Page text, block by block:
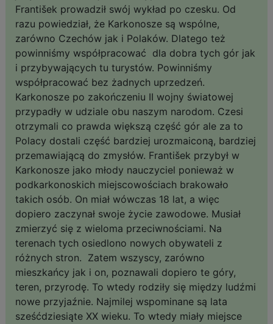
František prowadził swój wykład po czesku. Od
razu powiedział, że Karkonosze są wspólne,
zarówno Czechów jak i Polaków. Dlatego też
powinniśmy współpracować dla dobra tych gór jak
i przybywających tu turystów. Powinniśmy
współpracować bez żadnych uprzedzeń.
Karkonosze po zakończeniu II wojny światowej
przypadły w udziale obu naszym narodom. Czesi
otrzymali co prawda większą część gór ale za to
Polacy dostali część bardziej urozmaiconą, bardziej
przemawiającą do zmysłów. František przybył w
Karkonosze jako młody nauczyciel ponieważ w
podkarkonoskich miejscowościach brakowało
takich osób. On miał wówczas 18 lat, a więc
dopiero zaczynał swoje życie zawodowe. Musiał
zmierzyć się z wieloma przeciwnościami. Na
terenach tych osiedlono nowych obywateli z
różnych stron. Zatem wszyscy, zarówno
mieszkańcy jak i on, poznawali dopiero te góry,
teren, przyrodę. To wtedy rodziły się między ludźmi
nowe przyjaźnie. Najmilej wspominane są lata
sześćdziesiąte XX wieku. To wtedy miały miejsce